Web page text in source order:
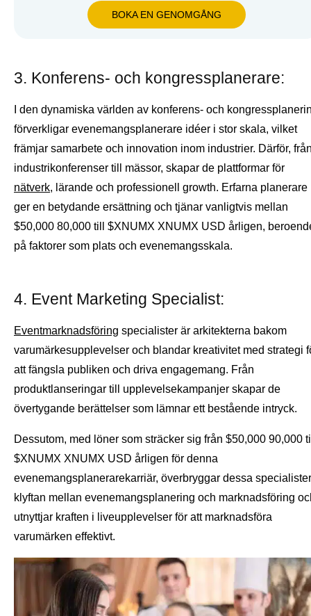
BOKA EN GENOMGÅNG
3. Konferens- och kongressplanerare:
I den dynamiska världen av konferens- och
förverkligar evenemangsplanerare idéer i stor skala, vilket
främjar samarbete och innovation inom industrier. Därför,
industrikonferenser till mässor, skapar de plattformar för
nätverk, lärande och professionell growth. Erfarna planerare
ger en betydande ersättning och tjänar vanligtvis mellan
$50,000 80,000 till $XNUMX XNUMX USD årligen,
på faktorer som plats och evenemangsskala.
4. Event Marketing Specialist:
Eventmarknadsföring specialister är arkitekterna bakom
varumärkesupplevelser och blandar kreativitet med strategi
att fängsla publiken och driva engagemang. Från
produktlanseringar till upplevelsekampanjer skapar de
övertygande berättelser som lämnar ett bestående intryck.
Dessutom, med löner som sträcker sig från $50,000 90,000
$XNUMX XNUMX USD årligen för denna
evenemangsplanerarekarriär, överbryggar dessa specialister
klyftan mellan evenemangsplanering och marknadsföring
utnyttjar kraften i liveupplevelser för att marknadsföra
varumärken effektivt.